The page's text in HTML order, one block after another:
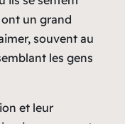
un grand
souvent au
les gens
et leur